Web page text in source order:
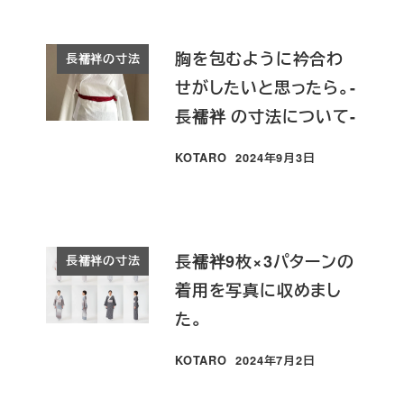
長襦袢の寸法
胸を包むように衿合わ
せがしたいと思ったら。-
長襦袢 の寸法について-
KOTARO
投稿日
2024年9月3日
長襦袢の寸法
長襦袢9枚×3パターンの
着用を写真に収めまし
た。
KOTARO
投稿日
2024年7月2日